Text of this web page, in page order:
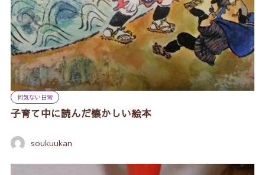
何気ない日常
子育て中に読んだ懐かしい絵本
soukuukan